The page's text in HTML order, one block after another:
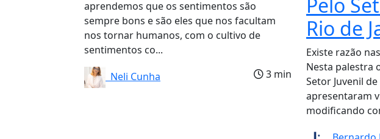
aprendemos que os sentimentos são
sempre bons e são eles que nos facultam
nos tornar humanos, com o cultivo de
sentimentos co...
Neli Cunha
3 min
Pelo
Rio de
Existe razão
Nesta palestra
Setor Juvenil
apresentaram
modificando